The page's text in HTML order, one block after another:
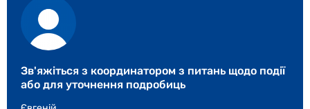
Зв'яжіться з координатором з питань щодо події
або для уточнення подробиць